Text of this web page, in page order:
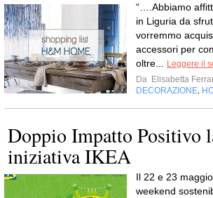
“….Abbiamo
in Liguria da
vorremmo
accessori per
oltre...
Leggere il
Da Elisabetta
DECORAZIONE
Doppio Impatto Positivo
iniziativa IKEA
Il 22 e 23
weekend